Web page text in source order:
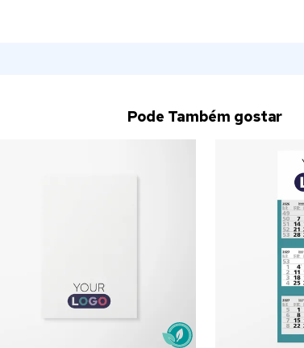
Pode Também gostar